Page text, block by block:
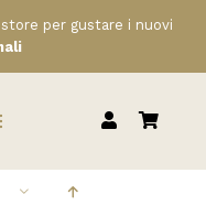
per gustare i nuovi